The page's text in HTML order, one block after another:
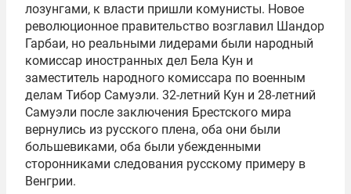
лозунгами, к власти пришли комунисты. Новое
революционное правительство возглавил Шандор
Гарбаи, но реальными лидерами были народный
комиссар иностранных дел Бела Кун и
заместитель народного комиссара по военным
делам Тибор Самуэли. 32-летний Кун и 28-летний
Самуэли после заключения Брестского мира
вернулись из русского плена, оба они были
большевиками, оба были убежденными
сторонниками следования русскому примеру в
Венгрии.